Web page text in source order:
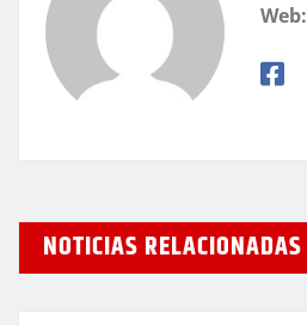
Web:
NOTICIAS RELACIONADAS